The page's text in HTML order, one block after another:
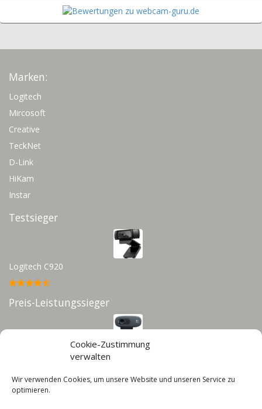
Cookie-Zustimmung
verwalten
Wir verwenden Cookies, um unsere Website und unseren Service zu
optimieren.
Marken:
Logitech
Mircosoft
Creative
TeckNet
D-Link
HiKam
Instar
Testsieger
Logitech C920
Preis-Leistungssieger
Infos